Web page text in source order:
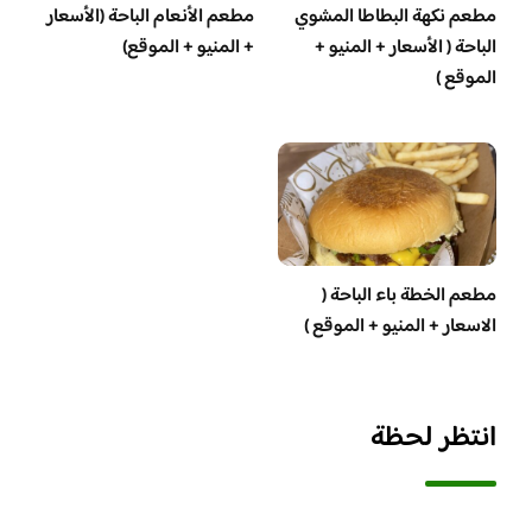
مطعم نكهة البطاطا المشوي
الباحة ( الأسعار + المنيو +
الموقع )
مطعم الأنعام الباحة (الأسعار
+ المنيو + الموقع)
مطعم الخطة باء الباحة (
الاسعار + المنيو + الموقع )
انتظر لحظة